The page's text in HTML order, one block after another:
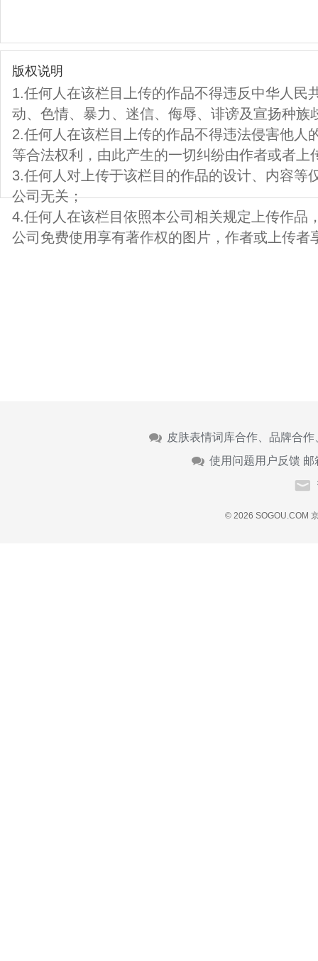
版权说明
1.任何人在该栏目上传的作品不得违反中华人民
动、色情、暴力、迷信、侮辱、诽谤及宣扬种族
2.任何人在该栏目上传的作品不得违法侵害他人
等合法权利，由此产生的一切纠纷由作者或者上
3.任何人对上传于该栏目的作品的设计、内容等
公司无关；
4.任何人在该栏目依照本公司相关规定上传作品
公司免费使用享有著作权的图片，作者或上传者
皮肤表情词库合作、品牌合
使用问题用户反馈 邮
© 2026 SOGOU.COM